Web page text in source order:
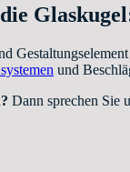
und
Dann sprechen Sie